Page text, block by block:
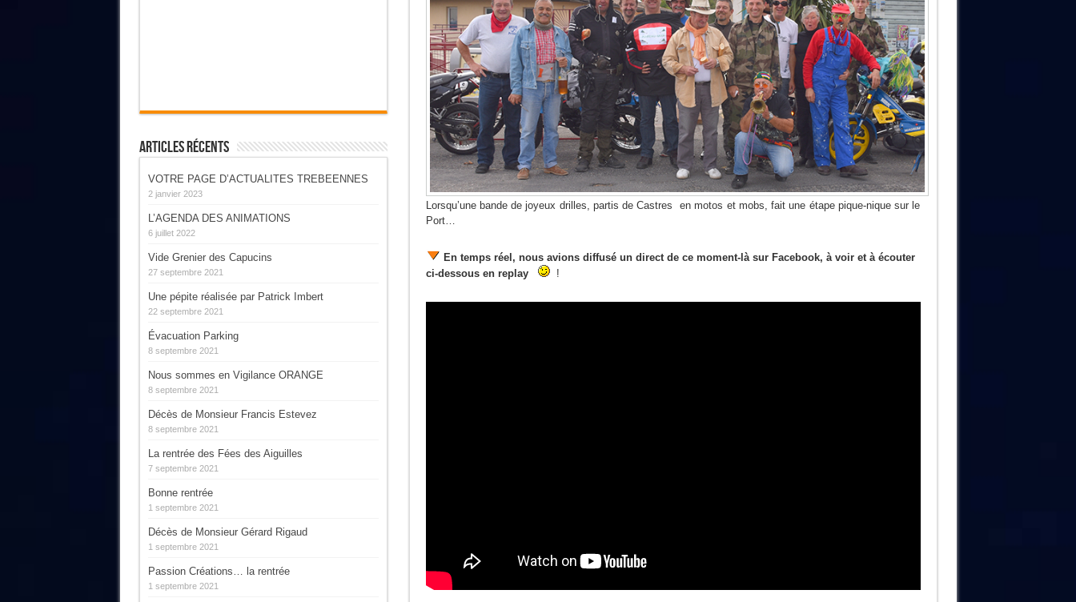
Lorsqu’une bande de joyeux drilles, partis de Castres en motos et mobs, fait une étape pique-nique sur le
Port…
En temps réel, nous avions diffusé un direct de ce moment-là sur Facebook, à voir et à écouter
ci-dessous en replay
!
Articles Récents
VOTRE PAGE D’ACTUALITES TREBEENNES
2 janvier 2023
L’AGENDA DES ANIMATIONS
6 juillet 2022
Vide Grenier des Capucins
27 septembre 2021
Une pépite réalisée par Patrick Imbert
22 septembre 2021
Évacuation Parking
8 septembre 2021
Nous sommes en Vigilance ORANGE
8 septembre 2021
Décès de Monsieur Francis Estevez
8 septembre 2021
La rentrée des Fées des Aiguilles
7 septembre 2021
Bonne rentrée
1 septembre 2021
Décès de Monsieur Gérard Rigaud
1 septembre 2021
Passion Créations… la rentrée
1 septembre 2021